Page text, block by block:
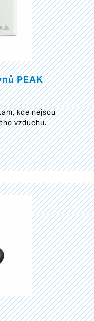
PEAK
kde nejsou
vzduchu.